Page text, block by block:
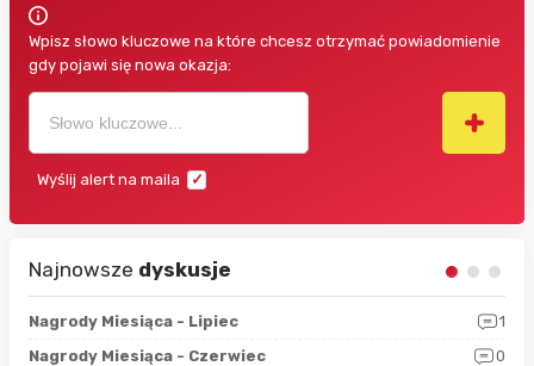
Wpisz słowo kluczowe na które chcesz otrzymać powiadomienie
gdy pojawi się nowa okazja:
Wyślij alert na maila
Najnowsze dyskusje
Nagrody Miesiąca - Lipiec
1
Nagrody Miesiąca - Czerwiec
0